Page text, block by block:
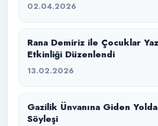
02.04.2026
Rana Demiriz ile Çocuklar
Etkinliği Düzenlendi
13.02.2026
Gazilik Ünvanına Giden
Söyleşi